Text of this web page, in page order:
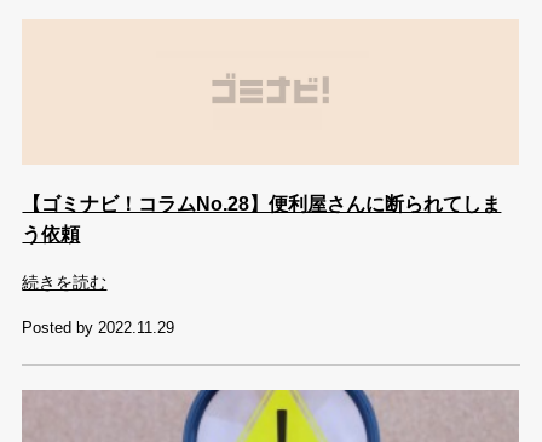
【ゴミナビ！コラムNo.28】便利屋さんに断られてしま
う依頼
続きを読む
Posted by 2022.11.29